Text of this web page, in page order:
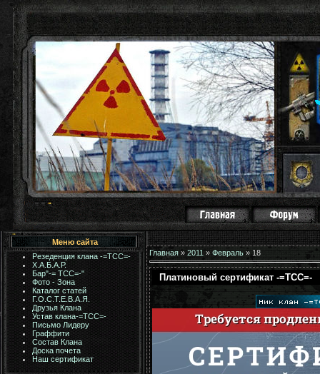
Меню сайта
Резеденция клана -=ТСС=-
Х.А.Б.А.Р.
Бар"-= TCC=-"
Фото - Зона
Каталог статей
Г.О.С.Т.Е.В.А.Я.
Друзья Клана
Устав клана-=ТСС=-
Письмо Лидеру
Граффити
Состав Клана
Доска почета
Наш сертификат
Главная » 2011 » Февраль » 18
Платиновый сертификат -=ТСС=-